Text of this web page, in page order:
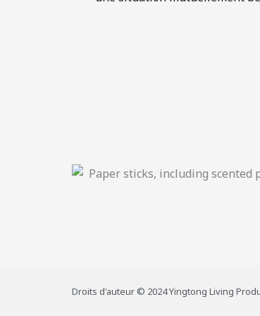
Droits d'auteur © 2024 Yingtong Living